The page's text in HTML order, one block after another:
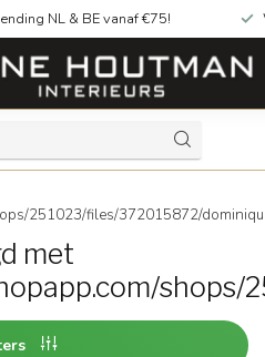
NL & BE vanaf €75!
251023/files/372015872/
met